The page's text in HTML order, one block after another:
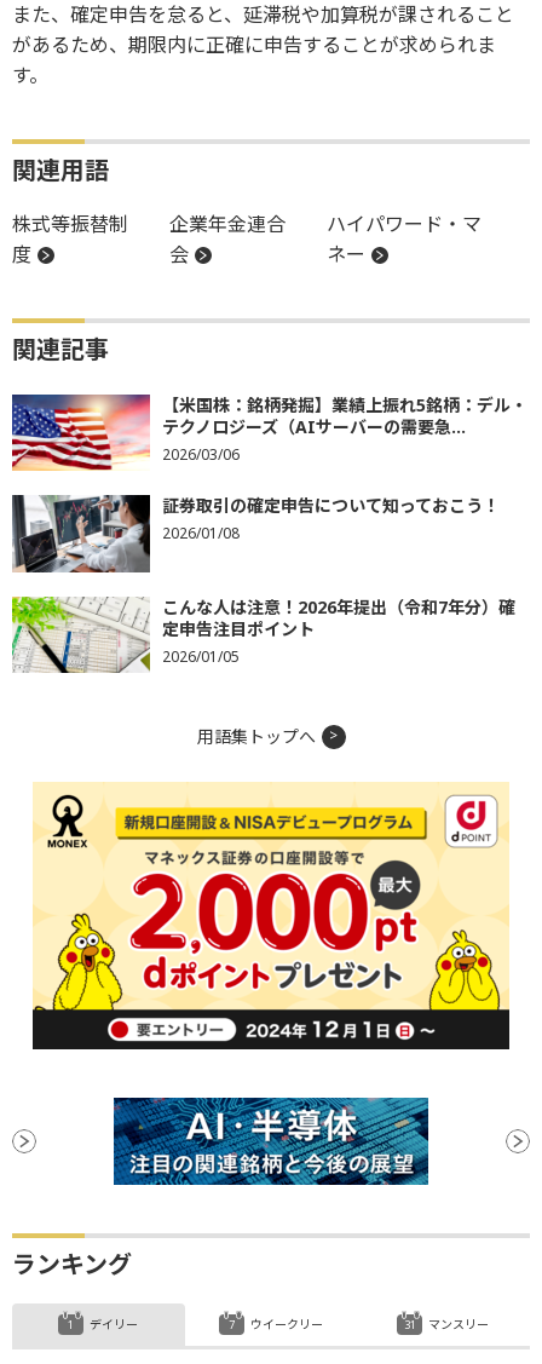
また、確定申告を怠ると、延滞税や加算税が課されること
があるため、期限内に正確に申告することが求められま
す。
関連用語
株式等振替制
度
企業年金連合
会
ハイパワード・マ
ネー
関連記事
【米国株：銘柄発掘】業績上振れ5銘柄：デル・
テクノロジーズ（AIサーバーの需要急...
2026/03/06
証券取引の確定申告について知っておこう！
2026/01/08
こんな人は注意！2026年提出（令和7年分）確
定申告注目ポイント
2026/01/05
用語集トップへ
ランキング
デイリー ウイークリー マンスリー